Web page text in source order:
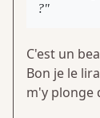
?"
C'est un
Bon je le
m'y plonge